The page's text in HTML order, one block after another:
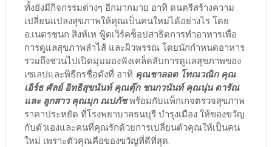
ทั้งยังมีกิจกรรมต่างๆ อีกมากมาย อาทิ ดนตรีสร้างความ
เปลี่ยนแปลงสุขภาพให้คุณเป็นคนใหม่ได้อย่างไร โดย
อ.เนตรชนก สิงห์เห ฟู้ดเวิร์คช็อปสาธิตการทำอาหารเพื่อ
การดูแลสุขภาพลำไส้ และผิวพรรณ โดยนักกำหนดอาหาร
รวมถึงชวนไปเปิดมุมมองฟังเคล็ดลับการดูแลสุขภาพของ
เซเลปและพิธีกรชื่อดังที่ อาทิ คุณชาลอต โทณวณิก คุณ
เอิร์ธ ศัลย์ อิทธิสุขนันท์ คุณตุ๊ก ชนกวนันท์ คุณนุ่น ดารัณ
และ ลูกสาว คุณมุก ณปภัชพร้อมกับแพ็กเกจตรวจสุขภาพ
ราคาประหยัด ที่โรงพยาบาลธนบุรี บำรุงเมือง ให้ของขวัญ
กับตัวเองและคนที่คุณรักด้วยการเปลี่ยนตัวคุณให้เป็นคน
ใหม่ เพราะตัวคุณคือของขวัญที่ดีที่สุด.